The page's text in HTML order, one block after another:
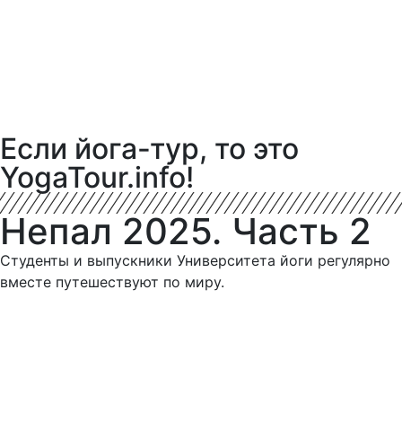
Если йога-тур, то это
YogaTour.info!
Непал 2025. Часть 2
Студенты и выпускники Университета йоги регулярно
вместе путешествуют по миру.